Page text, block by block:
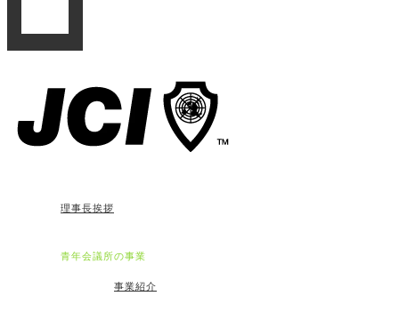
理事長挨拶
青年会議所の事業
事業紹介